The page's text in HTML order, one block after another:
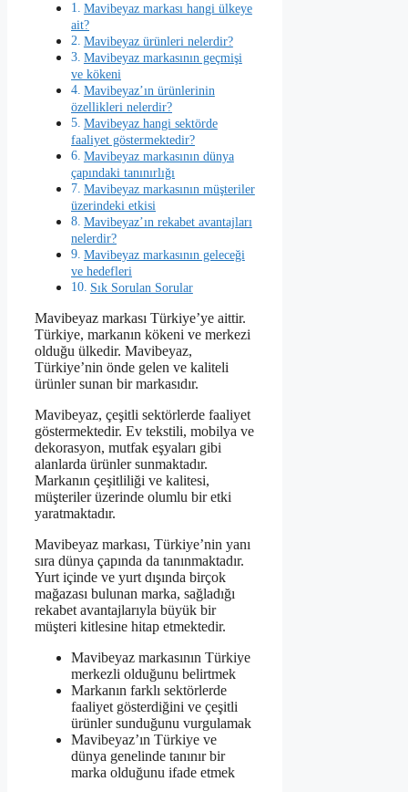
Mavibeyaz markası hangi ülkeye
ait?
Mavibeyaz ürünleri nelerdir?
Mavibeyaz markasının geçmişi
ve kökeni
Mavibeyaz’ın ürünlerinin
özellikleri nelerdir?
Mavibeyaz hangi sektörde
faaliyet göstermektedir?
Mavibeyaz markasının dünya
çapındaki tanınırlığı
Mavibeyaz markasının müşteriler
üzerindeki etkisi
Mavibeyaz’ın rekabet avantajları
nelerdir?
Mavibeyaz markasının geleceği
ve hedefleri
Sık Sorulan Sorular
Mavibeyaz markası Türkiye’ye aittir.
Türkiye, markanın kökeni ve merkezi
olduğu ülkedir. Mavibeyaz,
Türkiye’nin önde gelen ve kaliteli
ürünler sunan bir markasıdır.
Mavibeyaz, çeşitli sektörlerde faaliyet
göstermektedir. Ev tekstili, mobilya ve
dekorasyon, mutfak eşyaları gibi
alanlarda ürünler sunmaktadır.
Markanın çeşitliliği ve kalitesi,
müşteriler üzerinde olumlu bir etki
yaratmaktadır.
Mavibeyaz markası, Türkiye’nin yanı
sıra dünya çapında da tanınmaktadır.
Yurt içinde ve yurt dışında birçok
mağazası bulunan marka, sağladığı
rekabet avantajlarıyla büyük bir
müşteri kitlesine hitap etmektedir.
Mavibeyaz markasının Türkiye
merkezli olduğunu belirtmek
Markanın farklı sektörlerde
faaliyet gösterdiğini ve çeşitli
ürünler sunduğunu vurgulamak
Mavibeyaz’ın Türkiye ve
dünya genelinde tanınır bir
marka olduğunu ifade etmek